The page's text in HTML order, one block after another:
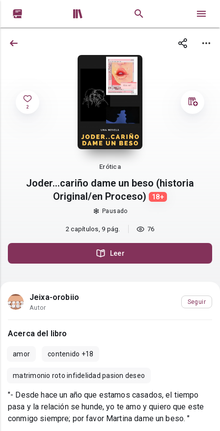
 
2
Erótica
Joder...cariño dame un beso (historia
Original/en Proceso)
18+
Pausado
2 capítulos, 9 pág. 76
Leer
Jeixa-orobiio
Autor
Seguir
Acerca del libro
amor contenido +18
matrimonio roto infidelidad pasion deseo
"- Desde hace un año que estamos casados, el tiempo
pasa y la relación se hunde, yo te amo y quiero que este
conmigo siempre; por favor Martina dame un beso. "